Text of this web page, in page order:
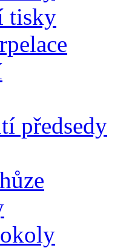
tisky
předsedy